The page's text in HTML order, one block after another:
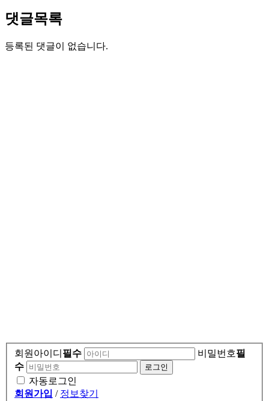
댓글목록
등록된 댓글이 없습니다.
회원아이디 필수 비밀번호필
수
자동로그인
회원가입 / 정보찾기